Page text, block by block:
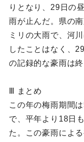
りとなり、29日の
雨が止んだ。県の
ミリの大雨で、河
したことはなく、
の記録的な豪雨は終
Ⅲ まとめ
この年の梅雨期間
で、平年より18日
た。この豪雨によ